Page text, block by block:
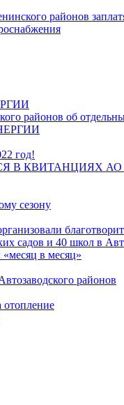
районов
районов об
год!
В КВИТАНЦИЯХ
сезону
садов и 40 школ в
в месяц»
районов
отопление